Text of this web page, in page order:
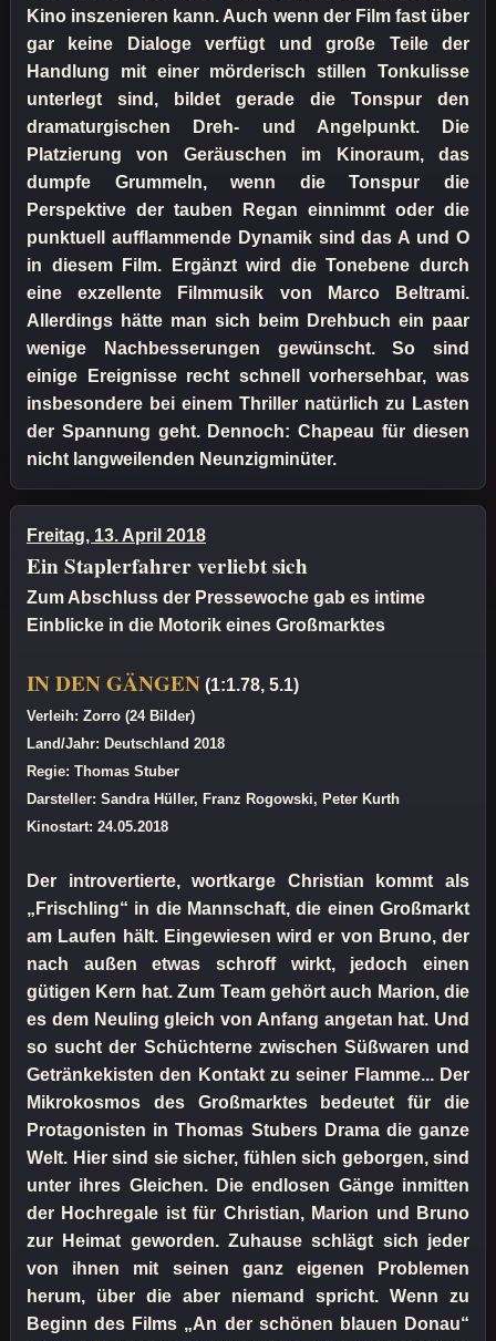
Kino inszenieren kann. Auch wenn der Film fast über
gar keine Dialoge verfügt und große Teile der
Handlung mit einer mörderisch stillen Tonkulisse
unterlegt sind, bildet gerade die Tonspur den
dramaturgischen Dreh- und Angelpunkt. Die
Platzierung von Geräuschen im Kinoraum, das
dumpfe Grummeln, wenn die Tonspur die
Perspektive der tauben Regan einnimmt oder die
punktuell aufflammende Dynamik sind das A und O
in diesem Film. Ergänzt wird die Tonebene durch
eine exzellente Filmmusik von Marco Beltrami.
Allerdings hätte man sich beim Drehbuch ein paar
wenige Nachbesserungen gewünscht. So sind
einige Ereignisse recht schnell vorhersehbar, was
insbesondere bei einem Thriller natürlich zu Lasten
der Spannung geht. Dennoch: Chapeau für diesen
nicht langweilenden Neunzigminüter.
Freitag, 13. April 2018
Ein Staplerfahrer verliebt sich
Zum Abschluss der Pressewoche gab es intime
Einblicke in die Motorik eines Großmarktes
IN DEN GÄNGEN (1:1.78, 5.1)
Verleih: Zorro (24 Bilder)
Land/Jahr: Deutschland 2018
Regie: Thomas Stuber
Darsteller: Sandra Hüller, Franz Rogowski, Peter Kurth
Kinostart: 24.05.2018
Der introvertierte, wortkarge Christian kommt als
„Frischling“ in die Mannschaft, die einen Großmarkt
am Laufen hält. Eingewiesen wird er von Bruno, der
nach außen etwas schroff wirkt, jedoch einen
gütigen Kern hat. Zum Team gehört auch Marion, die
es dem Neuling gleich von Anfang angetan hat. Und
so sucht der Schüchterne zwischen Süßwaren und
Getränkekisten den Kontakt zu seiner Flamme... Der
Mikrokosmos des Großmarktes bedeutet für die
Protagonisten in Thomas Stubers Drama die ganze
Welt. Hier sind sie sicher, fühlen sich geborgen, sind
unter ihres Gleichen. Die endlosen Gänge inmitten
der Hochregale ist für Christian, Marion und Bruno
zur Heimat geworden. Zuhause schlägt sich jeder
von ihnen mit seinen ganz eigenen Problemen
herum, über die aber niemand spricht. Wenn zu
Beginn des Films „An der schönen blauen Donau“